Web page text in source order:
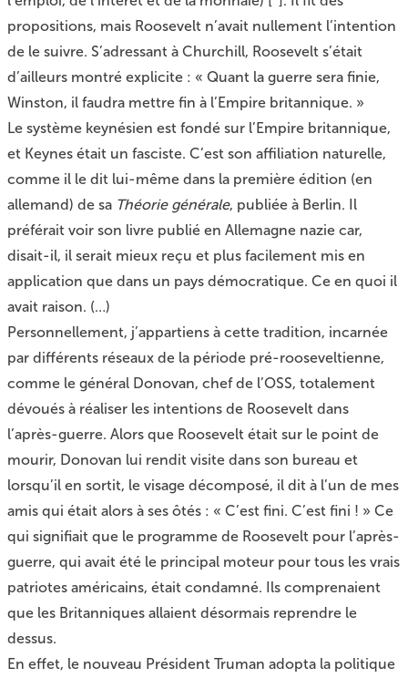
propositions, mais Roosevelt n’avait nullement l’intention
de le suivre. S’adressant à Churchill, Roosevelt s’était
d’ailleurs montré explicite : « Quant la guerre sera finie,
Winston, il faudra mettre fin à l’Empire britannique. »
Le système keynésien est fondé sur l’Empire britannique,
et Keynes était un fasciste. C’est son affiliation naturelle,
comme il le dit lui-même dans la première édition (en
allemand) de sa Théorie générale, publiée à Berlin. Il
préférait voir son livre publié en Allemagne nazie car,
disait-il, il serait mieux reçu et plus facilement mis en
application que dans un pays démocratique. Ce en quoi il
avait raison. (…)
Personnellement, j’appartiens à cette tradition, incarnée
par différents réseaux de la période pré-rooseveltienne,
comme le général Donovan, chef de l’OSS, totalement
dévoués à réaliser les intentions de Roosevelt dans
l’après-guerre. Alors que Roosevelt était sur le point de
mourir, Donovan lui rendit visite dans son bureau et
lorsqu’il en sortit, le visage décomposé, il dit à l’un de mes
amis qui était alors à ses ôtés : « C’est fini. C’est fini ! » Ce
qui signifiait que le programme de Roosevelt pour l’après-
guerre, qui avait été le principal moteur pour tous les vrais
patriotes américains, était condamné. Ils comprenaient
que les Britanniques allaient désormais reprendre le
dessus.
En effet, le nouveau Président Truman adopta la politique